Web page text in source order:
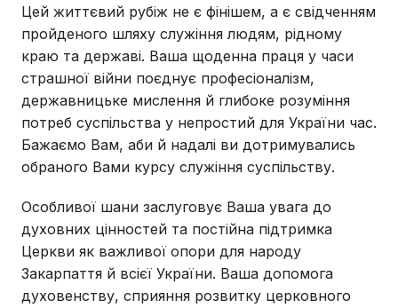
Цей життєвий рубіж не є фінішем, а є свідченням
пройденого шляху служіння людям, рідному
краю та державі. Ваша щоденна праця у часи
страшної війни поєднує професіоналізм,
державницьке мислення й глибоке розуміння
потреб суспільства у непростий для України час.
Бажаємо Вам, аби й надалі ви дотримувались
обраного Вами курсу служіння суспільству.
Особливої шани заслуговує Ваша увага до
духовних цінностей та постійна підтримка
Церкви як важливої опори для народу
Закарпаття й всієї України. Ваша допомога
духовенству, сприяння розвитку церковного